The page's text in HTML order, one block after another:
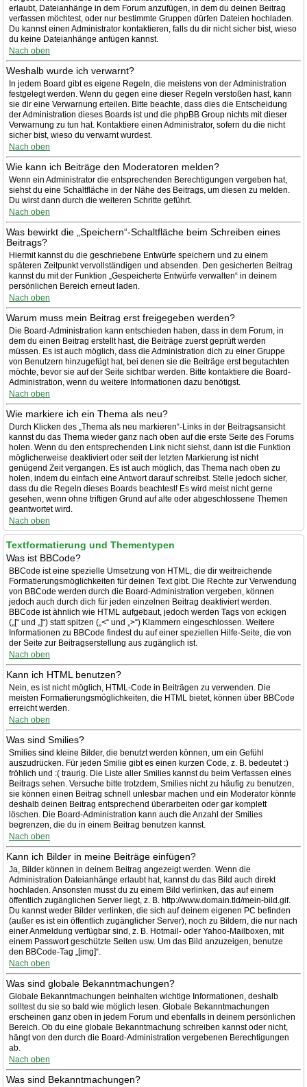
erlaubt, Dateianhänge in dem Forum anzufügen, in dem du deinen Beitrag
verfassen möchtest, oder nur bestimmte Gruppen dürfen Dateien hochladen.
Du kannst einen Administrator kontaktieren, falls du dir nicht sicher bist, wieso
du keine Dateianhänge anfügen kannst.
Nach oben
Weshalb wurde ich verwarnt?
In jedem Board gibt es eigene Regeln, die meistens von der Administration
festgelegt werden. Wenn du gegen eine dieser Regeln verstoßen hast, kann
sie dir eine Verwarnung erteilen. Bitte beachte, dass dies die Entscheidung
der Administration dieses Boards ist und die phpBB Group nichts mit dieser
Verwarnung zu tun hat. Kontaktiere einen Administrator, sofern du die nicht
sicher bist, wieso du verwarnt wurdest.
Nach oben
Wie kann ich Beiträge den Moderatoren melden?
Wenn ein Administrator die entsprechenden Berechtigungen vergeben hat,
siehst du eine Schaltfläche in der Nähe des Beitrags, um diesen zu melden.
Du wirst dann durch die weiteren Schritte geführt.
Nach oben
Was bewirkt die „Speichern“-Schaltfläche beim Schreiben eines
Beitrags?
Hiermit kannst du die geschriebene Entwürfe speichern und zu einem
späteren Zeitpunkt vervollständigen und absenden. Den gesicherten Beitrag
kannst du mit der Funktion „Gespeicherte Entwürfe verwalten“ in deinem
persönlichen Bereich erneut laden.
Nach oben
Warum muss mein Beitrag erst freigegeben werden?
Die Board-Administration kann entschieden haben, dass in dem Forum, in
dem du einen Beitrag erstellt hast, die Beiträge zuerst geprüft werden
müssen. Es ist auch möglich, dass die Administration dich zu einer Gruppe
von Benutzern hinzugefügt hat, bei denen sie die Beiträge erst begutachten
möchte, bevor sie auf der Seite sichtbar werden. Bitte kontaktiere die Board-
Administration, wenn du weitere Informationen dazu benötigst.
Nach oben
Wie markiere ich ein Thema als neu?
Durch Klicken des „Thema als neu markieren“-Links in der Beitragsansicht
kannst du das Thema wieder ganz nach oben auf die erste Seite des Forums
holen. Wenn du den entsprechenden Link nicht siehst, dann ist die Funktion
möglicherweise deaktiviert oder seit der letzten Markierung ist nicht
genügend Zeit vergangen. Es ist auch möglich, das Thema nach oben zu
holen, indem du einfach eine Antwort darauf schreibst. Stelle jedoch sicher,
dass du die Regeln dieses Boards beachtest! Es wird meist nicht gerne
gesehen, wenn ohne triftigen Grund auf alte oder abgeschlossene Themen
geantwortet wird.
Nach oben
Textformatierung und Thementypen
Was ist BBCode?
BBCode ist eine spezielle Umsetzung von HTML, die dir weitreichende
Formatierungsmöglichkeiten für deinen Text gibt. Die Rechte zur Verwendung
von BBCode werden durch die Board-Administration vergeben, können
jedoch auch durch dich für jeden einzelnen Beitrag deaktiviert werden.
BBCode ist ähnlich wie HTML aufgebaut, jedoch werden Tags von eckigen
(„[“ und „]“) statt spitzen („<“ und „>“) Klammern eingeschlossen. Weitere
Informationen zu BBCode findest du auf einer speziellen Hilfe-Seite, die von
der Seite zur Beitragserstellung aus zugänglich ist.
Nach oben
Kann ich HTML benutzen?
Nein, es ist nicht möglich, HTML-Code in Beiträgen zu verwenden. Die
meisten Formatierungsmöglichkeiten, die HTML bietet, können über BBCode
erreicht werden.
Nach oben
Was sind Smilies?
Smilies sind kleine Bilder, die benutzt werden können, um ein Gefühl
auszudrücken. Für jeden Smilie gibt es einen kurzen Code, z. B. bedeutet :)
fröhlich und :( traurig. Die Liste aller Smilies kannst du beim Verfassen eines
Beitrags sehen. Versuche bitte trotzdem, Smilies nicht zu häufig zu benutzen,
sie können einen Beitrag schnell unlesbar machen und ein Moderator könnte
deshalb deinen Beitrag entsprechend überarbeiten oder gar komplett
löschen. Die Board-Administration kann auch die Anzahl der Smilies
begrenzen, die du in einem Beitrag benutzen kannst.
Nach oben
Kann ich Bilder in meine Beiträge einfügen?
Ja, Bilder können in deinem Beitrag angezeigt werden. Wenn die
Administration Dateianhänge erlaubt hat, kannst du das Bild auch direkt
hochladen. Ansonsten musst du zu einem Bild verlinken, das auf einem
öffentlich zugänglichen Server liegt, z. B. http://www.domain.tld/mein-bild.gif.
Du kannst weder Bilder verlinken, die sich auf deinem eigenen PC befinden
(außer es ist ein öffentlich zugänglicher Server), noch zu Bildern, die nur nach
einer Anmeldung verfügbar sind, z. B. Hotmail- oder Yahoo-Mailboxen, mit
einem Passwort geschützte Seiten usw. Um das Bild anzuzeigen, benutze
den BBCode-Tag „[img]“.
Nach oben
Was sind globale Bekanntmachungen?
Globale Bekanntmachungen beinhalten wichtige Informationen, deshalb
solltest du sie so bald wie möglich lesen. Globale Bekanntmachungen
erscheinen ganz oben in jedem Forum und ebenfalls in deinem persönlichen
Bereich. Ob du eine globale Bekanntmachung schreiben kannst oder nicht,
hängt von den durch die Board-Administration vergebenen Berechtigungen
ab.
Nach oben
Was sind Bekanntmachungen?